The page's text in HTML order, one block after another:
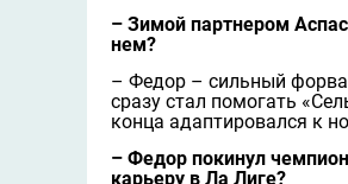
– Зимой партнером
нем?
– Федор – сильный
сразу стал помогать
конца адаптировался к
– Федор покинул
карьеру в Ла Лиге?